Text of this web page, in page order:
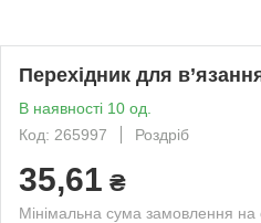
Перехідник для
В наявності 10 од.
Код: 265997
Роздріб
35,61 ₴
Мінімальна сума замовлення